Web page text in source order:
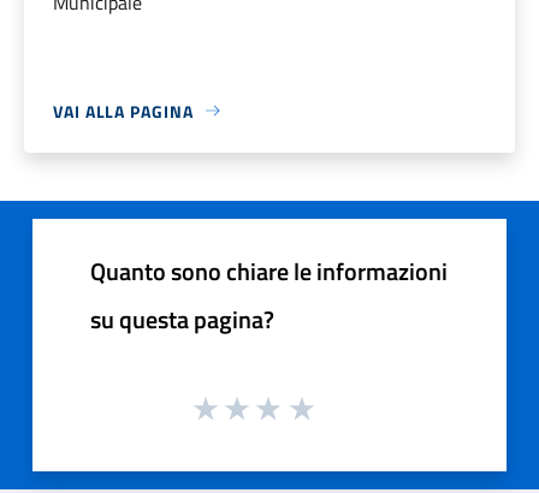
VAI ALLA PAGINA
Quanto sono chiare le informazioni
su questa pagina?